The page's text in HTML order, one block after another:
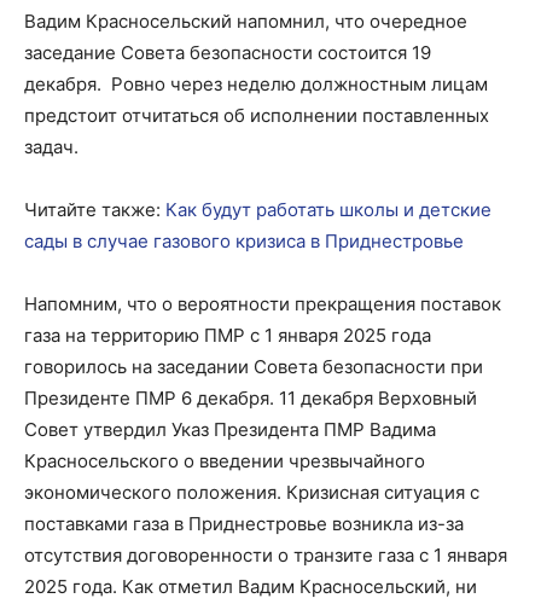
Вадим Красносельский напомнил, что очередное
заседание Совета безопасности состоится 19
декабря. Ровно через неделю должностным лицам
предстоит отчитаться об исполнении поставленных
задач.
Читайте также: Как будут работать школы и детские
сады в случае газового кризиса в Приднестровье
Напомним, что о вероятности прекращения поставок
газа на территорию ПМР с 1 января 2025 года
говорилось на заседании Совета безопасности при
Президенте ПМР 6 декабря. 11 декабря Верховный
Совет утвердил Указ Президента ПМР Вадима
Красносельского о введении чрезвычайного
экономического положения. Кризисная ситуация с
поставками газа в Приднестровье возникла из-за
отсутствия договоренности о транзите газа с 1 января
2025 года. Как отметил Вадим Красносельский, ни